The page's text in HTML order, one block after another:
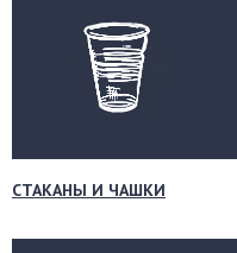
СТАКАНЫ И ЧАШКИ